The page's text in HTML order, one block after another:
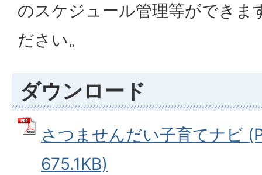
のスケジュール管理等ができま
ださい。
ダウンロード
さつませんだい子育てナビ
675.1KB)